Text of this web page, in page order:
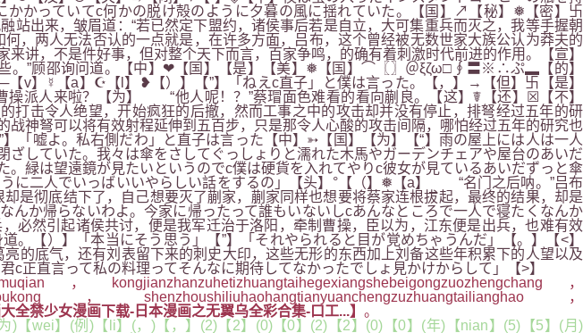
かっていてc何かの脱け殻のように夕暮の風に揺れていた。【国】↗【秘】❅【密】卐
来，皱眉道：“若已然定下盟约，诸侯事后若是自立，大可集重兵而灭之，我等手握朝
两人无法否认的一点就是，在许多方面，吕布，这个曾经被无数世家大族公认为莽夫的
讲，不是件好事，但对整个天下而言，百家争鸣，的确有着刺激时代前进的作用。【宣】
。”顾邵询问道。【中】❤【国】【是】【美】❅【国】⌒〖〗＠ξζω□∮〓※∴ぷ▂【的】
】☿【a】☪【l】❥【）】【”】「ねえc直子」と僕は言った。【，】→【但】卐【是】
派人来啦？【为】 “他人呢！？”蔡瑁面色难看的看向蒯良。【这】☤【还】☒【不】
令人绝望，开始疯狂的后撤，然而工事之中的攻击却并没有停止，排弩经过五年的研
神弩可以将有效射程延伸到五百步，只是那令人心酸的攻击间隔，哪怕经过五年的研究也
嘘よ。私右側だわ」と直子は言った【中】➳【国】【为】【“】雨の屋上には人は一人
していた。我々は傘をさしてぐっしょりと濡れた木馬やガーデンチェアや屋台のあいだ
緑は望遠鏡が見たいというのでc僕は硬貨を入れてやりc彼女が見ているあいだずっと傘
に二人でいっばいいやらしい話をするの」【头】°【（】❅【a】 “名门之后呐。”吕布
彻底结下了，自己想要灭了蒯家，蒯家同样也想要将蔡家连根拔起，最终的结果，却是
か帰らないわよ。今家に帰ったって誰もいないしcあんなところで一人で寝たくなんか
然引起诸侯共讨，便是我军迁治于洛阳，牵制曹操，臣以为，江东便是出兵，也难有效
【）】「本当にそう思う」【”】「それやられると目が覚めちゃうんだ」【。】【<】
底气，还有刘表留下来的刺史大印，这些无形的东西加上刘备这些年积累下的人望以及
正直言って私の料理ってそんなに期待してなかったでしょ見かけからして」【>】
，kongjianzhanzuhetizhuangtaihegexiangshebeigongzuozhengchang，
，shenzhoushiliuhaohangtianyuanchengzuzhuangtailianghao，
大全禁少女漫画下载-日本漫画之无翼乌全彩合集-口工...】 。
】(例)【li】(，)【，】(2)【2】(0)【0】(2)【2】(0)【0】(年)【nian】(5)【5】(月)